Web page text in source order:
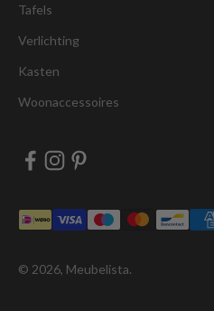
Tafels
Verlichting
Kasten
Woonaccessoires
© 2026, Meubelista.